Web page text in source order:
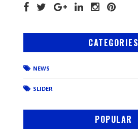
CATEGORIES
NEWS
SLIDER
POPULAR